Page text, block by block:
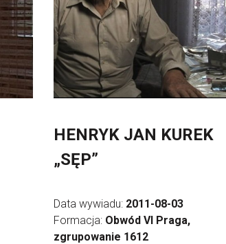
HENRYK JAN KUREK
„SĘP”
Data wywiadu: 2011-08-03
Formacja: Obwód VI Praga,
zgrupowanie 1612